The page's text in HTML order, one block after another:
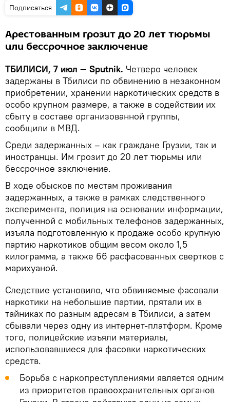
Подписаться
Арестованным грозит до 20 лет тюрьмы
или бессрочное заключение
ТБИЛИСИ, 7 июл — Sputnik. Четверо человек
задержаны в Тбилиси по обвинению в незаконном
приобретении, хранении наркотических средств в
особо крупном размере, а также в содействии их
сбыту в составе организованной группы,
сообщили в МВД.
Среди задержанных – как граждане Грузии, так и
иностранцы. Им грозит до 20 лет тюрьмы или
бессрочное заключение.
В ходе обысков по местам проживания
задержанных, а также в рамках следственного
эксперимента, полиция на основании информации,
полученной с мобильных телефонов задержанных,
изъяла подготовленную к продаже особо крупную
партию наркотиков общим весом около 1,5
килограмма, а также 66 расфасованных свертков с
марихуаной.
Следствие установило, что обвиняемые фасовали
наркотики на небольшие партии, прятали их в
тайниках по разным адресам в Тбилиси, а затем
сбывали через одну из интернет-платформ. Кроме
того, полицейские изъяли материалы,
использовавшиеся для фасовки наркотических
средств.
Борьба с наркопреступлениями является одним
из приоритетов правоохранительных органов